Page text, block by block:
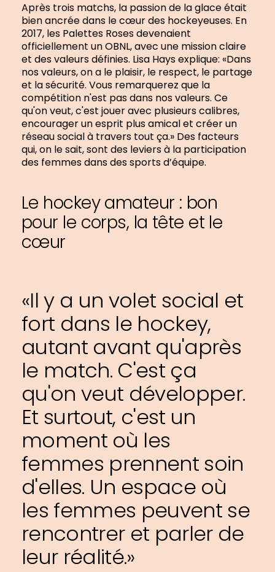
Après trois matchs, la passion de la glace était
bien ancrée dans le cœur des hockeyeuses. En
2017, les Palettes Roses devenaient
officiellement un OBNL, avec une mission claire
et des valeurs définies. Lisa Hays explique: «Dans
nos valeurs, on a le plaisir, le respect, le partage
et la sécurité. Vous remarquerez que la
compétition n'est pas dans nos valeurs. Ce
qu'on veut, c'est jouer avec plusieurs calibres,
encourager un esprit plus amical et créer un
réseau social à travers tout ça.» Des facteurs
qui, on le sait, sont des leviers à la participation
des femmes dans des sports d’équipe.
Le hockey amateur : bon
pour le corps, la tête et le
cœur
«Il y a un volet social et
fort dans le hockey,
autant avant qu'après
le match. C'est ça
qu'on veut développer.
Et surtout, c'est un
moment où les
femmes prennent soin
d'elles. Un espace où
les femmes peuvent se
rencontrer et parler de
leur réalité.»